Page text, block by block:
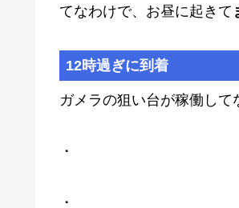
てなわけで、お昼に起きて
12時過ぎに到着
ガメラの狙い台が稼働して
・
・